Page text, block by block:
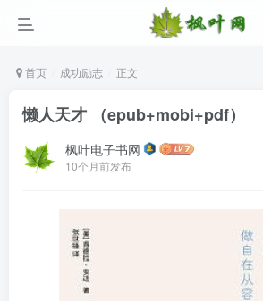
首页 成功励志 正文
懒人天才 （epub+mobi+pdf）
枫叶电子书网
10个月前发布